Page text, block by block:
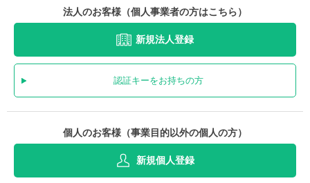
法人のお客様（個人事業者の方はこちら）
新規法人登録
認証キーをお持ちの方
個人のお客様（事業目的以外の個人の方）
新規個人登録